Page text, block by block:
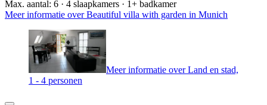
Max. aantal: 6 · 4 slaapkamers · 1+ badkamer
Meer informatie over Beautiful villa with garden in Munich
Meer informatie over Land en stad,
1 - 4 personen